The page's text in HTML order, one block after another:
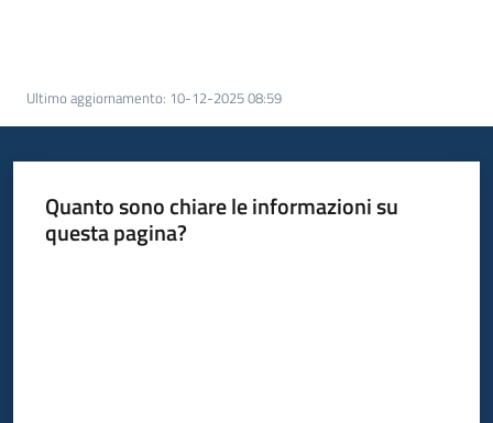
Piattaforme
telematiche
Ultimo aggiornamento: 10-12-2025 08:59
Quanto sono chiare le informazioni su
questa pagina?